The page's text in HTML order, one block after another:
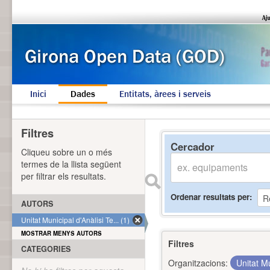
Inici Dades Entitats, àrees i serveis
Cercador
Ordenar resultats per
Filtres
Organitzacions:
Unitat
Filtres
Cliqueu sobre un o més
termes de la llista següent
per filtrar els resultats.
AUTORS
Unitat Municipal d'Anàlisi Te... (1)
MOSTRAR MENYS AUTORS
CATEGORIES